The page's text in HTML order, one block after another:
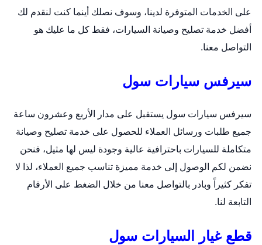
على الخدمات المتوفرة لدينا، وسوف نصلك أينما كنت لنقدم لك
أفضل خدمة تصليح وصيانة السيارات، فقط كل ما عليك هو
التواصل معنا.
سيرفس سيارات سول
سيرفس سيارات سول يستقبل على مدار الأربع وعشرون ساعة
جميع طلبات ورسائل العملاء للحصول على خدمة تصليح وصيانة
متكاملة للسيارات باحترافية عالية وجودة ليس لها مثيل، فنحن
نضمن لكم الوصول إلى خدمة مميزة تناسب جميع العملاء، لذا لا
تفكر كثيراً وبادر بالتواصل معنا من خلال الضغط على الأرقام
التابعة لنا.
قطع غيار السيارات سول